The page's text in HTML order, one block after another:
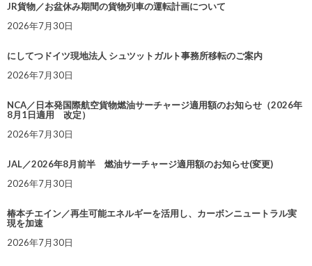
JR貨物／お盆休み期間の貨物列車の運転計画について
2026年7月30日
にしてつドイツ現地法人 シュツットガルト事務所移転のご案内
2026年7月30日
NCA／日本発国際航空貨物燃油サーチャージ適用額のお知らせ（2026年
8月1日適用 改定）
2026年7月30日
JAL／2026年8月前半 燃油サーチャージ適用額のお知らせ(変更)
2026年7月30日
椿本チエイン／再生可能エネルギーを活用し、カーボンニュートラル実
現を加速
2026年7月30日